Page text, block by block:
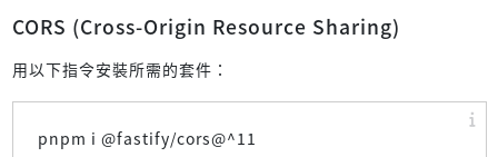
method : "GET",
query: {
        });
expect(response.statusCode
CORS (Cross-Origin Resource Sharing)
用以下指令安裝所需的套件：
pnpm i @fastify/cors@^11